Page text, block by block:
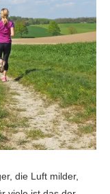
die Luft milder,